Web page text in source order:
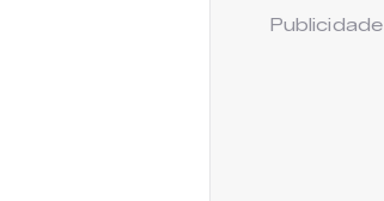
Publicidade